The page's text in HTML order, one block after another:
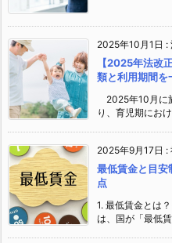
2025年10月1日 :
【2025年法改
類と利用期間を
2025年10月に
り、育児期にお
2025年9月17日 :
最低賃金と目安
点
1. 最低賃金とは
は、国が「最低